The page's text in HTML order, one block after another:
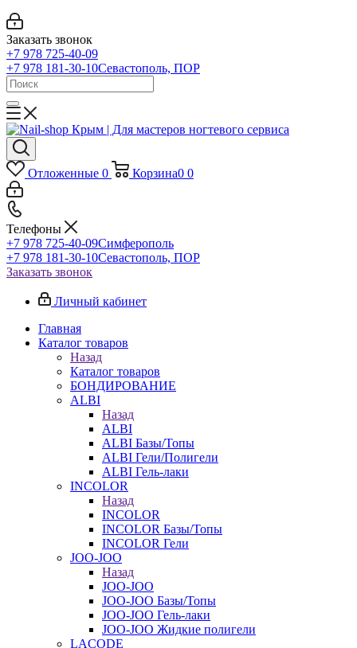
Заказать звонок
+7 978 725-40-09
+7 978 181-30-10Севастополь, ПОР
Отложенные 0 Корзина0 0
Телефоны
+7 978 725-40-09Симферополь
+7 978 181-30-10Севастополь, ПОР
Заказать звонок
Личный кабинет
Главная
Каталог товаров
Назад
Каталог товаров
БОНДИРОВАНИЕ
ALBI
Назад
ALBI
ALBI Базы/Топы
ALBI Гели/Полигели
ALBI Гель-лаки
INCOLOR
Назад
INCOLOR
INCOLOR Базы/Топы
INCOLOR Гели
JOO-JOO
Назад
JOO-JOO
JOO-JOO Базы/Топы
JOO-JOO Гель-лаки
JOO-JOO Жидкие полигели
LACODE